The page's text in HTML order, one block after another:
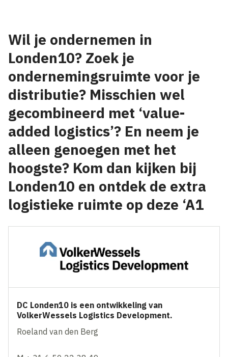
Wil je ondernemen in
Londen10? Zoek je
ondernemingsruimte voor je
distributie? Misschien wel
gecombineerd met ‘value-
added logistics’? En neem je
alleen genoegen met het
hoogste? Kom dan kijken bij
Londen10 en ontdek de extra
logistieke ruimte op deze ‘A1
DC Londen10 is een ontwikkeling van
VolkerWessels Logistics Development.
Roeland van den Berg